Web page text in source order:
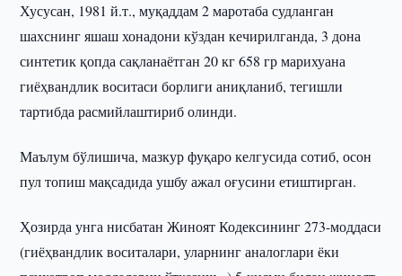
Хусусан, 1981 й.т., муқаддам 2 маротаба судланган
шахснинг яшаш хонадони кўздан кечирилганда, 3 дона
синтетик қопда сақланаётган 20 кг 658 гр марихуана
гиёҳвандлик воситаси борлиги аниқланиб, тегишли
тартибда расмийлаштириб олинди.
Маълум бўлишича, мазкур фуқаро келгусида сотиб, осон
пул топиш мақсадида ушбу ажал оғусини етиштирган.
Ҳозирда унга нисбатан Жиноят Кодексининг 273-моддаси
(гиёҳвандлик воситалари, уларнинг аналоглари ёки